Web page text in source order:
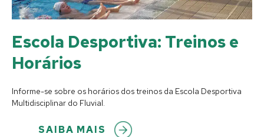
Escola Desportiva: Treinos e
Horários
Informe-se sobre os horários dos treinos da Escola Desportiva
Multidisciplinar do Fluvial.
SAIBA MAIS